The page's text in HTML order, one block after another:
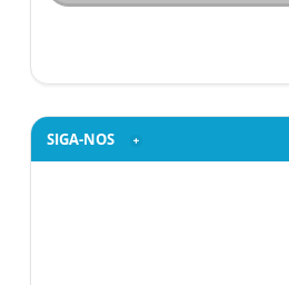
SIGA-NOS